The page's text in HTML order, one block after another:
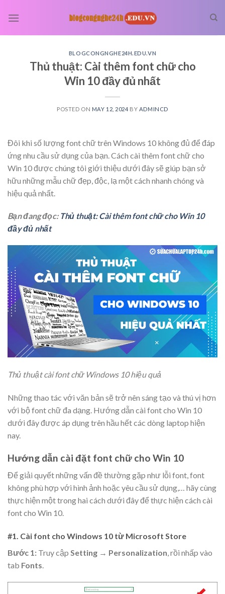
BLOGCONGNGHE24H.EDU.VN
Thủ thuật: Cài thêm font chữ cho
Win 10 đầy đủ nhất
POSTED ON MAY 12, 2024 BY ADMINCD
Đôi khi số lượng font chữ trên Windows 10 không đủ để đáp
ứng nhu cầu sử dụng của bạn. Cách cài thêm font chữ cho
Win 10 được chúng tôi giới thiệu dưới đây sẽ giúp bạn sở
hữu những mẫu chữ đẹp, độc, lạ một cách nhanh chóng và
hiệu quả nhất.
Bạn đang đọc: Thủ thuật: Cài thêm font chữ cho Win 10
đầy đủ nhất
Thủ thuật cài font chữ Windows 10 hiệu quả
Những thao tác với văn bản sẽ trở nên sáng tạo và thú vị hơn
với bộ font chữ đa dạng. Hướng dẫn cài font cho Win 10
dưới đây được áp dụng trên hầu hết các dòng laptop hiện
nay.
Hướng dẫn cài đặt font chữ cho Win 10
Để giải quyết những vấn đề thường gặp như lỗi font, font
không phù hợp với hình ảnh hoặc yêu cầu sử dụng,… hãy cùng
thực hiện một trong hai cách dưới đây để thực hiện cách cài
font cho Win 10.
#1. Cài font cho Windows 10 từ Microsoft Store
Bước 1: Truy cập Setting → Personalization, rồi nhấp vào
tab Fonts.